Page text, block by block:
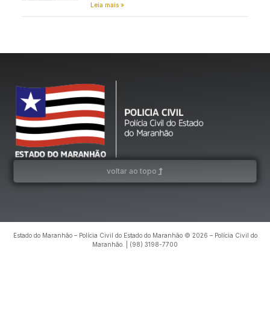
Leia mais »
voltar ao topo
Estado do Maranhão – Polícia Civil do Estado do Maranhão © 2026 – Polícia Civil do
Maranhão. | (98) 3198-7700